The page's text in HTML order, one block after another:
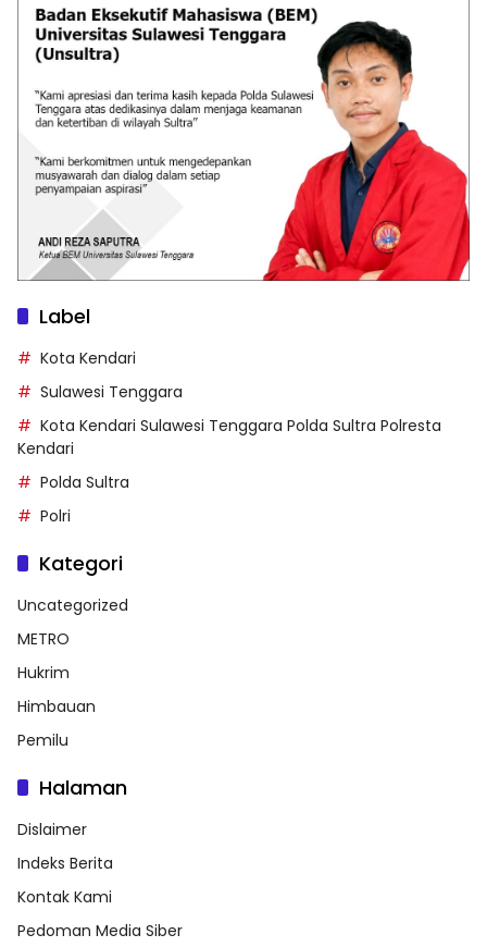
Label
Kota Kendari
Sulawesi Tenggara
Kota Kendari Sulawesi Tenggara Polda Sultra Polresta
Kendari
Polda Sultra
Polri
Kategori
Uncategorized
METRO
Hukrim
Himbauan
Pemilu
Halaman
Dislaimer
Indeks Berita
Kontak Kami
Pedoman Media Siber